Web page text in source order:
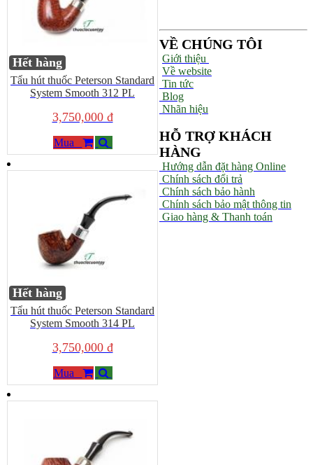
Hết hàng
Tẩu hút thuốc Peterson Standard
System Smooth 312 PL
3,750,000 đ
Mua
Hết hàng
Tẩu hút thuốc Peterson Standard
System Smooth 314 PL
3,750,000 đ
Mua
VỀ CHÚNG TÔI
Giới thiệu
Về website
Tin tức
Blog
Nhãn hiệu
HỖ TRỢ KHÁCH
HÀNG
Hướng dẫn đặt hàng Online
Chính sách đổi trả
Chính sách bảo hành
Chính sách bảo mật thông tin
Giao hàng & Thanh toán